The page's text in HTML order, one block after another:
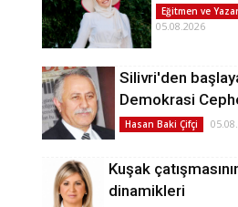
Eğitmen ve
05.08.2026
Silivri'den
Demokrasi
Hasan Baki Çifçi
Kuşak
dinamikleri